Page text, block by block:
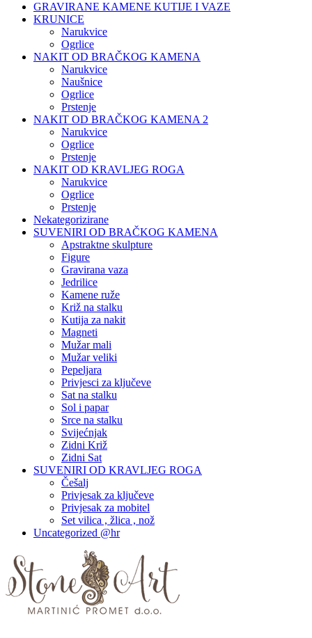
GRAVIRANE KAMENE KUTIJE I VAZE
KRUNICE
Narukvice
Ogrlice
NAKIT OD BRAČKOG KAMENA
Narukvice
Naušnice
Ogrlice
Prstenje
NAKIT OD BRAČKOG KAMENA 2
Narukvice
Ogrlice
Prstenje
NAKIT OD KRAVLJEG ROGA
Narukvice
Ogrlice
Prstenje
Nekategorizirane
SUVENIRI OD BRAČKOG KAMENA
Apstraktne skulpture
Figure
Gravirana vaza
Jedrilice
Kamene ruže
Križ na stalku
Kutija za nakit
Magneti
Mužar mali
Mužar veliki
Pepeljara
Privjesci za ključeve
Sat na stalku
Sol i papar
Srce na stalku
Svijećnjak
Zidni Križ
Zidni Sat
SUVENIRI OD KRAVLJEG ROGA
Češalj
Privjesak za ključeve
Privjesak za mobitel
Set vilica , žlica , nož
Uncategorized @hr